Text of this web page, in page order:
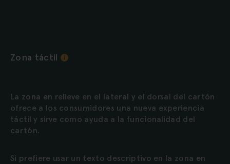
Zona táctil
La zona en relieve en el lateral y el dorsal del cartón
ofrece a los consumidores una nueva experiencia
táctil y sirve como ayuda a la funcionalidad del
cartón.
Si prefiere usar un texto descriptivo en la zona en